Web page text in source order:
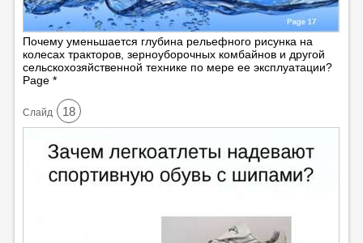
Почему уменьшается глубина рельефного рисунка на
колесах тракторов, зерноуборочных комбайнов и другой
сельскохозяйственной технике по мере ее эксплуатации?
Page *
Cлайд 18